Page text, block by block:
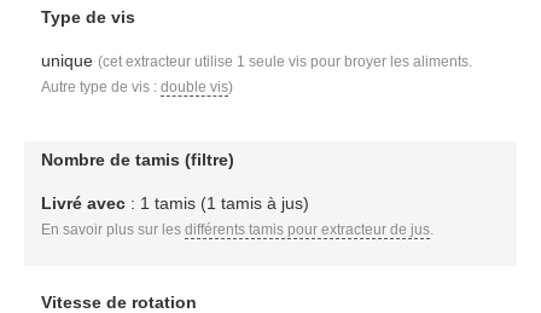
Type de vis
unique (cet extracteur utilise 1 seule vis pour broyer les aliments.
Autre type de vis : double vis)
Nombre de tamis (filtre)
Livré avec: 1 tamis (1 tamis à jus)
En savoir plus sur les différents tamis pour extracteur de jus.
Vitesse de rotation